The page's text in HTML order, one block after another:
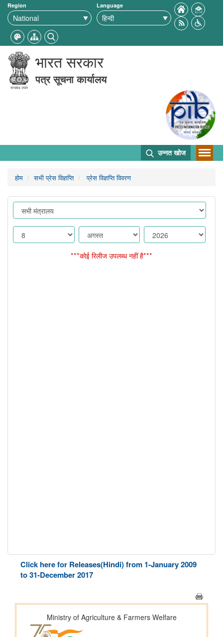
Region Language
भारत सरकार
पत्र सूचना कार्यालय
उन्नत खोज
होम सभी प्रेस विज्ञप्ति प्रेस विज्ञप्ति विवरण
***कोई रिलीज उपलब्ध नहीं है***
Click here for Releases(Hindi) from 1-January 2009
to 31-December 2017